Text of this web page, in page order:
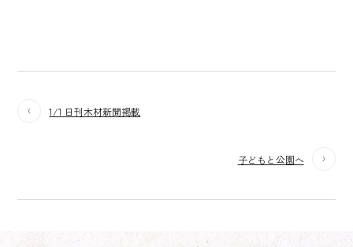
1/1 日刊木材新聞掲載
子どもと公園へ